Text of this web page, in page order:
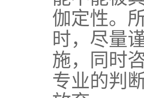
伽定性。
时，尽量
施，同时
专业的判